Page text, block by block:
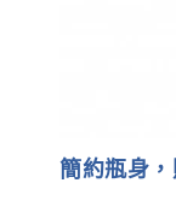
簡約瓶身